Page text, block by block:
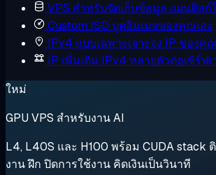
VPS สำหรับจัดเก็บข้อมูล แผนดิสก์
Custom ISO บูตอิมเมจของคุณเอง
IPv4 แบบเฉพาะเจาะจง IP ของคุ
IP เพิ่มเติม IPv4 หลายตัวต่อเซิร์ฟเ
ใหม่
GPU VPS สำหรับงาน AI
L4, L40S และ H100 พร้อม CUDA stack
งาน ฝึก ปิดการใช้งาน คิดเงินเป็นวินาที